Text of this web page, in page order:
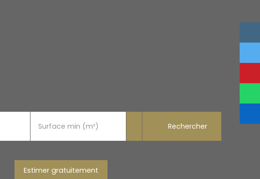
Surface min (m²) Rechercher
Estimer gratuitement